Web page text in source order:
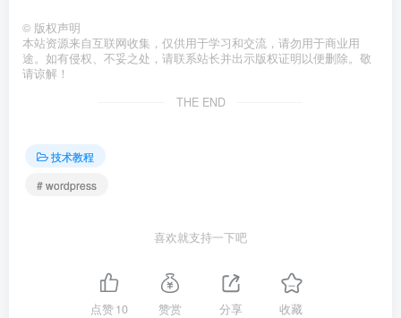
© 版权声明
本站资源来自互联网收集，仅供用于学习和交流，请勿用于商业用
途。如有侵权、不妥之处，请联系站长并出示版权证明以便删除。敬
请谅解！
THE END
技术教程
# wordpress
喜欢就支持一下吧
点赞10 赞赏 分享 收藏